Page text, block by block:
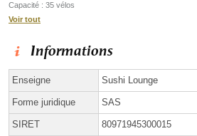
Capacité : 35 vélos
Voir tout
Informations
Enseigne Sushi Lounge
Forme juridique SAS
SIRET 80971945300015